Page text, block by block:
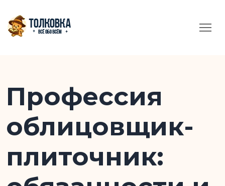
Профессия
облицовщик-
плиточник: